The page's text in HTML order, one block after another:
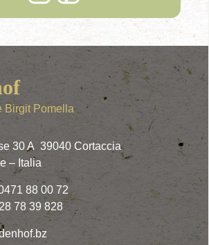
Birgit Pomella
30 A 39040 Cortaccia
– Italia
88 00 72
78 39 828